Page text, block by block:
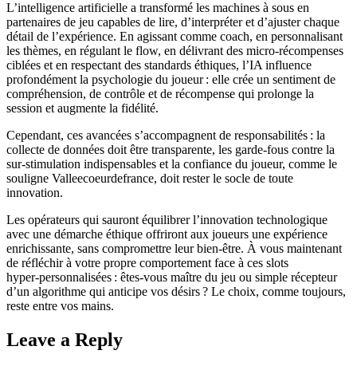
L’intelligence artificielle a transformé les machines à sous en
partenaires de jeu capables de lire, d’interpréter et d’ajuster chaque
détail de l’expérience. En agissant comme coach, en personnalisant
les thèmes, en régulant le flow, en délivrant des micro‑récompenses
ciblées et en respectant des standards éthiques, l’IA influence
profondément la psychologie du joueur : elle crée un sentiment de
compréhension, de contrôle et de récompense qui prolonge la
session et augmente la fidélité.
Cependant, ces avancées s’accompagnent de responsabilités : la
collecte de données doit être transparente, les garde‑fous contre la
sur‑stimulation indispensables et la confiance du joueur, comme le
souligne Valleecoeurdefrance, doit rester le socle de toute
innovation.
Les opérateurs qui sauront équilibrer l’innovation technologique
avec une démarche éthique offriront aux joueurs une expérience
enrichissante, sans compromettre leur bien‑être. À vous maintenant
de réfléchir à votre propre comportement face à ces slots
hyper‑personnalisées : êtes‑vous maître du jeu ou simple récepteur
d’un algorithme qui anticipe vos désirs ? Le choix, comme toujours,
reste entre vos mains.
Leave a Reply